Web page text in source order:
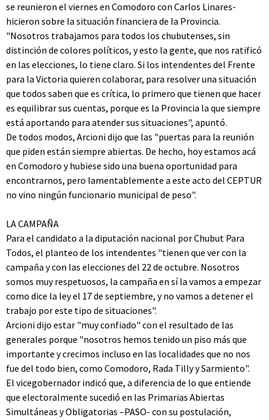
se reunieron el viernes en Comodoro con Carlos Linares-
hicieron sobre la situación financiera de la Provincia.
"Nosotros trabajamos para todos los chubutenses, sin
distinción de colores políticos, y esto la gente, que nos ratificó
en las elecciones, lo tiene claro. Si los intendentes del Frente
para la Victoria quieren colaborar, para resolver una situación
que todos saben que es crítica, lo primero que tienen que hacer
es equilibrar sus cuentas, porque es la Provincia la que siempre
está aportando para atender sus situaciones", apuntó.
De todos modos, Arcioni dijo que las "puertas para la reunión
que piden están siempre abiertas. De hecho, hoy estamos acá
en Comodoro y hubiese sido una buena oportunidad para
encontrarnos, pero lamentablemente a este acto del CEPTUR
no vino ningún funcionario municipal de peso".
LA CAMPAÑA
Para el candidato a la diputación nacional por Chubut Para
Todos, el planteo de los intendentes "tienen que ver con la
campaña y con las elecciones del 22 de octubre. Nosotros
somos muy respetuosos, la campaña en sí la vamos a empezar
como dice la ley el 17 de septiembre, y no vamos a detener el
trabajo por este tipo de situaciones".
Arcioni dijo estar "muy confiado" con el resultado de las
generales porque "nosotros hemos tenido un piso más que
importante y crecimos incluso en las localidades que no nos
fue del todo bien, como Comodoro, Rada Tilly y Sarmiento".
El vicegobernador indicó que, a diferencia de lo que entiende
que electoralmente sucedió en las Primarias Abiertas
Simultáneas y Obligatorias –PASO- con su postulación,